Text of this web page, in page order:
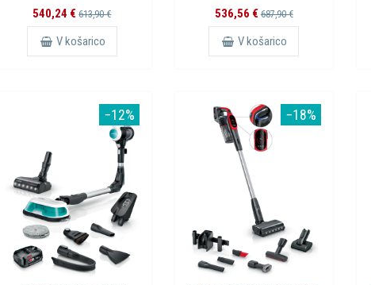
540,24 €613,90 €
V košarico
536,56 €687,90 €
V košarico
−12% −18%